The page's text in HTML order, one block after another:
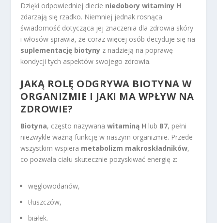
Dzięki odpowiedniej diecie niedobory witaminy H
zdarzają się rzadko. Niemniej jednak rosnąca
świadomość dotycząca jej znaczenia dla zdrowia skóry
i włosów sprawia, że coraz więcej osób decyduje się na
suplementację biotyny z nadzieją na poprawę
kondycji tych aspektów swojego zdrowia.
JAKĄ ROLĘ ODGRYWA BIOTYNA W
ORGANIZMIE I JAKI MA WPŁYW NA
ZDROWIE?
Biotyna, często nazywanawitaminą H lub B7, pełni
niezwykle ważną funkcję w naszym organizmie. Przede
wszystkim wspiera metabolizm makroskładników,
co pozwala ciału skutecznie pozyskiwać energię z:
węglowodanów,
tłuszczów,
białek.